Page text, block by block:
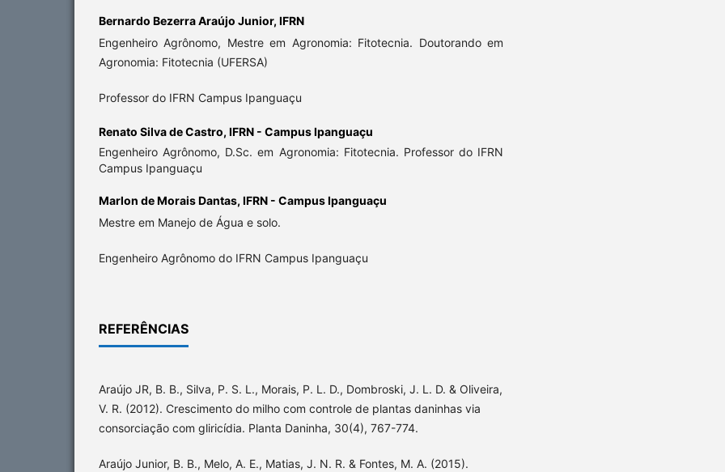
Bernardo Bezerra Araújo Junior, IFRN
Engenheiro Agrônomo, Mestre em Agronomia: Fitotecnia. Doutorando em
Agronomia: Fitotecnia (UFERSA)
Professor do IFRN Campus Ipanguaçu
Renato Silva de Castro, IFRN - Campus Ipanguaçu
Engenheiro Agrônomo, D.Sc. em Agronomia: Fitotecnia. Professor do IFRN
Campus Ipanguaçu
Marlon de Morais Dantas, IFRN - Campus Ipanguaçu
Mestre em Manejo de Água e solo.
Engenheiro Agrônomo do IFRN Campus Ipanguaçu
REFERÊNCIAS
Araújo JR, B. B., Silva, P. S. L., Morais, P. L. D., Dombroski, J. L. D. & Oliveira,
V. R. (2012). Crescimento do milho com controle de plantas daninhas via
consorciação com gliricídia. Planta Daninha, 30(4), 767-774.
Araújo Junior, B. B., Melo, A. E., Matias, J. N. R. & Fontes, M. A. (2015).